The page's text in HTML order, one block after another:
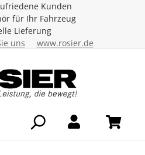
Kunden
für Ihr Fahrzeug
Lieferung
uns
www.rosier.de